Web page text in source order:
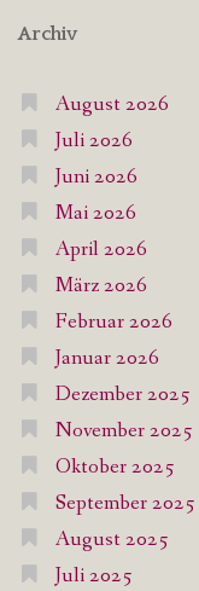
Archiv
August 2026
Juli 2026
Juni 2026
Mai 2026
April 2026
März 2026
Februar 2026
Januar 2026
Dezember 2025
November 2025
Oktober 2025
September 2025
August 2025
Juli 2025